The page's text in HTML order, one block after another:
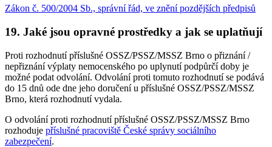
Zákon č. 500/2004 Sb., správní řád, ve znění pozdějších předpisů
19. Jaké jsou opravné prostředky a jak se uplatňují
Proti rozhodnutí příslušné OSSZ/PSSZ/MSSZ Brno o přiznání /
nepřiznání výplaty nemocenského po uplynutí podpůrčí doby je
možné podat odvolání. Odvolání proti tomuto rozhodnutí se podává
do 15 dnů ode dne jeho doručení u příslušné OSSZ/PSSZ/MSSZ
Brno, která rozhodnutí vydala.
O odvolání proti rozhodnutí příslušné OSSZ/PSSZ/MSSZ Brno
rozhoduje příslušné pracoviště České správy sociálního
zabezpečení.